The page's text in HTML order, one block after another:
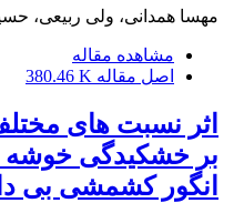
مهسا همدانی، ولی ربیعی،
مشاهده مقاله
اصل مقاله 380.46 K
اثر نسبت‏ های
بر خشکیدگی خوشه
انگور کشمشی بی‏